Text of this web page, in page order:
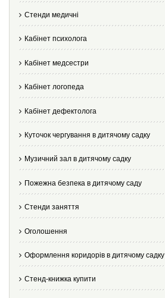
Стенди медичні
Кабінет психолога
Кабінет медсестри
Кабінет логопеда
Кабінет дефектолога
Куточок чергування в дитячому садку
Музичний зал в дитячому садку
Пожежна безпека в дитячому саду
Стенди заняття
Оголошення
Оформлення коридорів в дитячому садку
Стенд-книжка купити